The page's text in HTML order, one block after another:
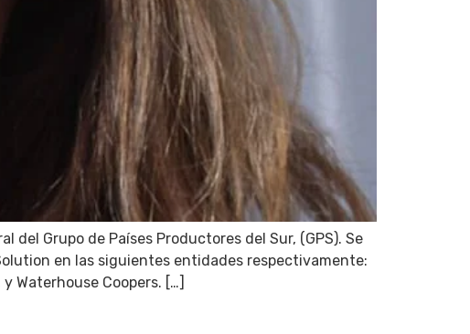
Grupo de Países Productores del Sur, (GPS). Se
en las siguientes entidades respectivamente:
Waterhouse Coopers. […]